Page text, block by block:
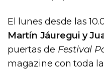
El lunes desde las
Martín Jáuregui y
puertas de Festival
magazine con toda